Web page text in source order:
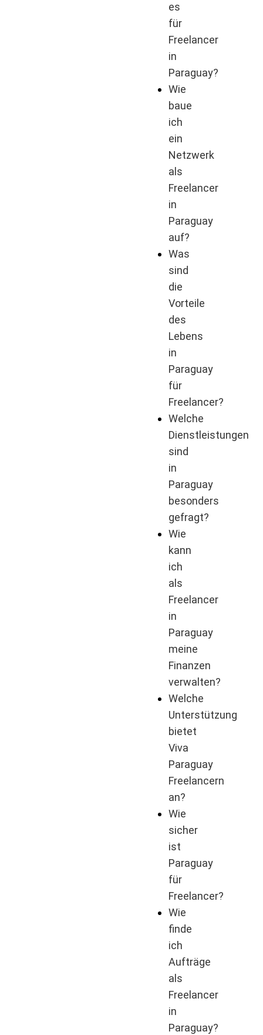
es
für
Freelancer
in
Paraguay?
Wie
baue
ich
ein
Netzwerk
als
Freelancer
in
Paraguay
auf?
Was
sind
die
Vorteile
des
Lebens
in
Paraguay
für
Freelancer?
Welche
Dienstleistungen
sind
in
Paraguay
besonders
gefragt?
Wie
kann
ich
als
Freelancer
in
Paraguay
meine
Finanzen
verwalten?
Welche
Unterstützung
bietet
Viva
Paraguay
Freelancern
an?
Wie
sicher
ist
Paraguay
für
Freelancer?
Wie
finde
ich
Aufträge
als
Freelancer
in
Paraguay?